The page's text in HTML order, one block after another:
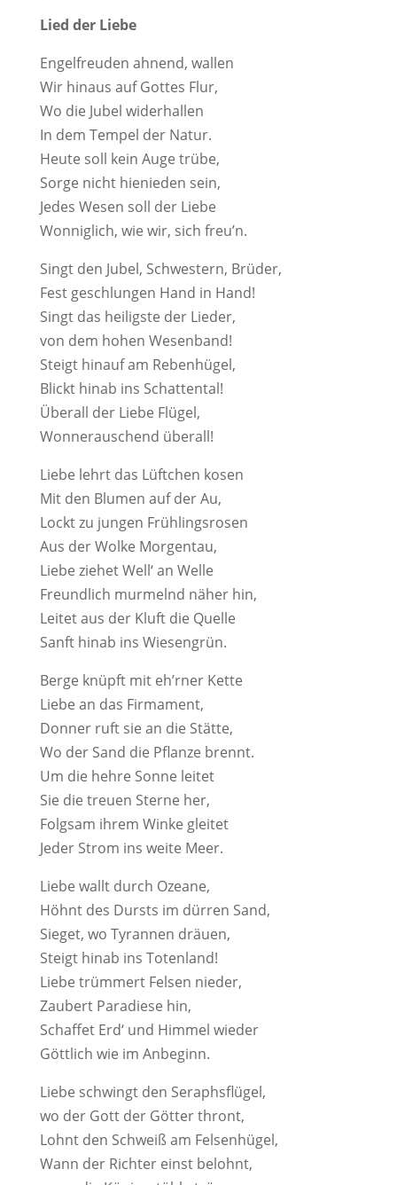
Lied der Liebe
Engelfreuden ahnend, wallen
Wir hinaus auf Gottes Flur,
Wo die Jubel widerhallen
In dem Tempel der Natur.
Heute soll kein Auge trübe,
Sorge nicht hienieden sein,
Jedes Wesen soll der Liebe
Wonniglich, wie wir, sich freu’n.
Singt den Jubel, Schwestern, Brüder,
Fest geschlungen Hand in Hand!
Singt das heiligste der Lieder,
von dem hohen Wesenband!
Steigt hinauf am Rebenhügel,
Blickt hinab ins Schattental!
Überall der Liebe Flügel,
Wonnerauschend überall!
Liebe lehrt das Lüftchen kosen
Mit den Blumen auf der Au,
Lockt zu jungen Frühlingsrosen
Aus der Wolke Morgentau,
Liebe ziehet Well‘ an Welle
Freundlich murmelnd näher hin,
Leitet aus der Kluft die Quelle
Sanft hinab ins Wiesengrün.
Berge knüpft mit eh’rner Kette
Liebe an das Firmament,
Donner ruft sie an die Stätte,
Wo der Sand die Pflanze brennt.
Um die hehre Sonne leitet
Sie die treuen Sterne her,
Folgsam ihrem Winke gleitet
Jeder Strom ins weite Meer.
Liebe wallt durch Ozeane,
Höhnt des Dursts im dürren Sand,
Sieget, wo Tyrannen dräuen,
Steigt hinab ins Totenland!
Liebe trümmert Felsen nieder,
Zaubert Paradiese hin,
Schaffet Erd‘ und Himmel wieder
Göttlich wie im Anbeginn.
Liebe schwingt den Seraphsflügel,
wo der Gott der Götter thront,
Lohnt den Schweiß am Felsenhügel,
Wann der Richter einst belohnt,